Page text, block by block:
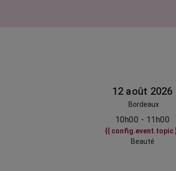
12 août 2026
Bordeaux
10h00 - 11h00
{{ config.event.topic
Beauté